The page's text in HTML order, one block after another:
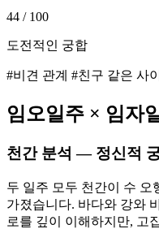
44 / 100
도전적인 궁합
#비견 관계 #친구 같은 사
임오일주 × 임자
천간 분석 — 정신적
두 일주 모두 천간이 수 오
가졌습니다. 바다와 강와
로를 깊이 이해하지만, 고